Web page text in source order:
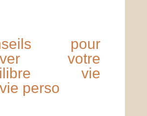
pour
votre
vie
perso